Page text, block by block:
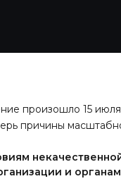
произошло 15
причины
и органам